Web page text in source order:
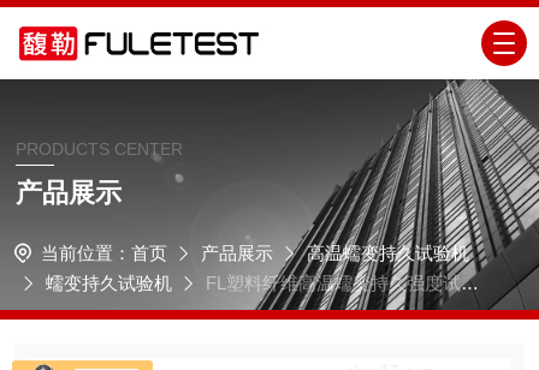
PRODUCTS CENTER
产品展示
当前位置： 首页 产品展示
高温蠕变持久试验机
蠕变持久试验机
FL塑料纤维高温蠕变持久强度试验
机